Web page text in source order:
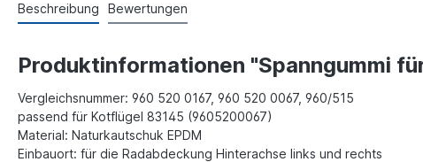
Beschreibung Bewertungen
Produktinformationen "Spanngummi
Vergleichsnummer: 960 520 0167, 960 520 0067, 960/515
passend für Kotflügel 83145 (9605200067)
Material: Naturkautschuk EPDM
Einbauort: für die Radabdeckung Hinterachse links und rechts